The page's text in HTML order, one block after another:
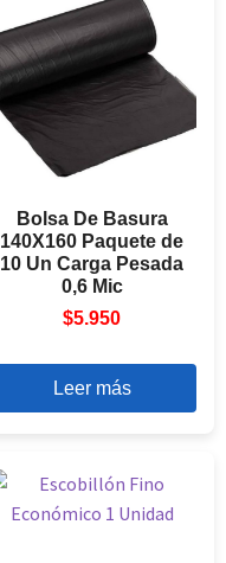
Bolsa De Basura
140X160 Paquete de
10 Un Carga Pesada
0,6 Mic
$5.950
Leer más